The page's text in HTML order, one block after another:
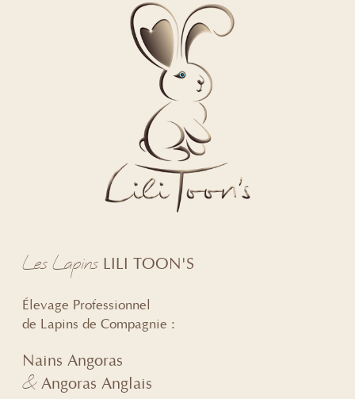
Les Lapins LILI TOON'S
Élevage Professionnel
de Lapins de Compagnie :
Nains Angoras
&Angoras Anglais